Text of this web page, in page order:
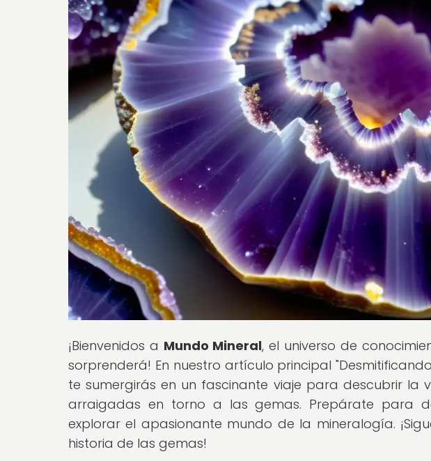
¡Bienvenidos a Mundo Mineral, el universo de
sorprenderá! En nuestro artículo principal
te sumergirás en un fascinante viaje para descubrir la
arraigadas en torno a las gemas. Prepárate para
explorar el apasionante mundo de la mineralogía.
historia de las gemas!